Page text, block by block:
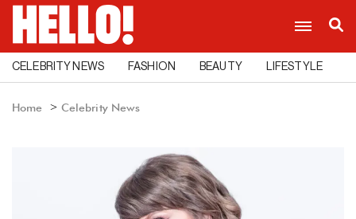
CELEBRITY NEWS FASHION BEAUTY LIFESTYLE
Home Celebrity News